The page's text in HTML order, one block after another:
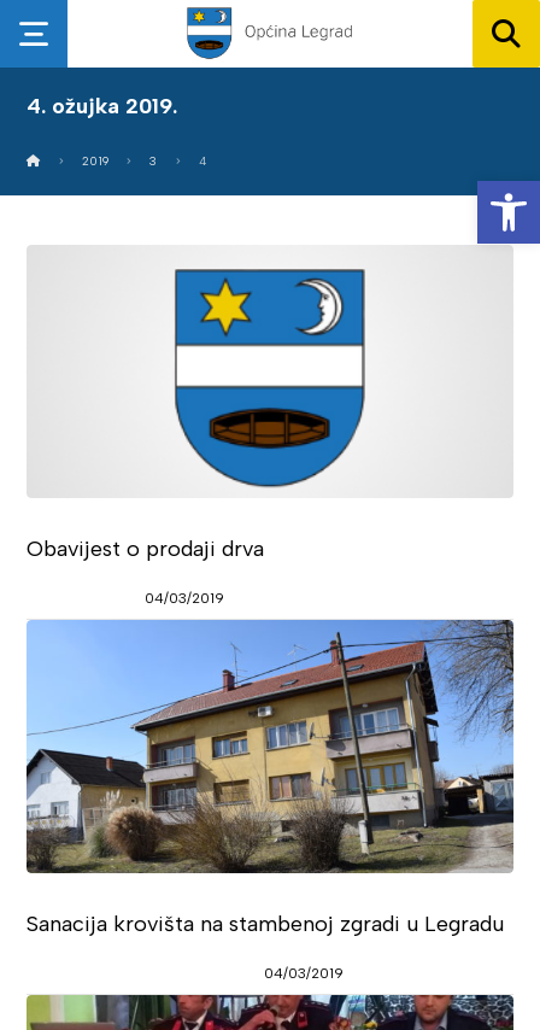
4. ožujka 2019.
2019 3 4
Obavijest o prodaji drva
04/03/2019
Sanacija krovišta na stambenoj zgradi u Legradu
04/03/2019